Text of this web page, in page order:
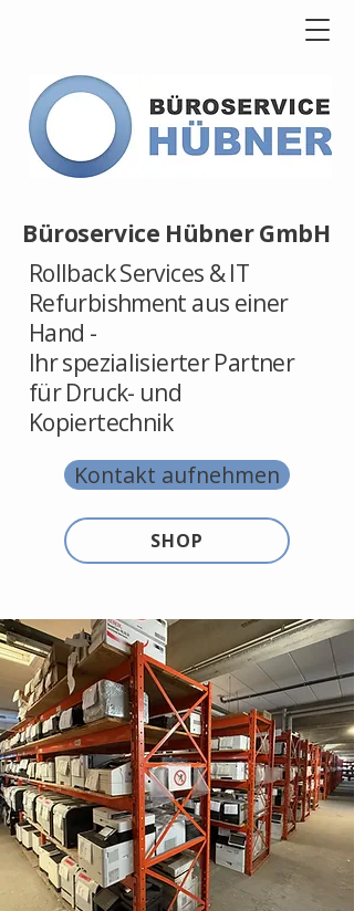
Büroservice Hübner GmbH
Rollback Services & IT
Refurbishment aus einer
Hand -
Ihr spezialisierter Partner
für Druck- und
Kopiertechnik
Kontakt aufnehmen
SHOP